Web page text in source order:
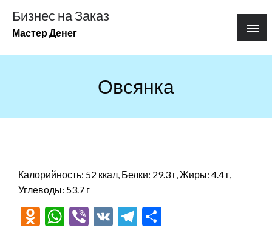
содержимому
Бизнес на Заказ
Мастер Денег
Овсянка
Калорийность: 52 ккал, Белки: 29.3 г, Жиры: 4.4 г,
Углеводы: 53.7 г
Odnoklassniki
WhatsApp
Viber
VK Telegram